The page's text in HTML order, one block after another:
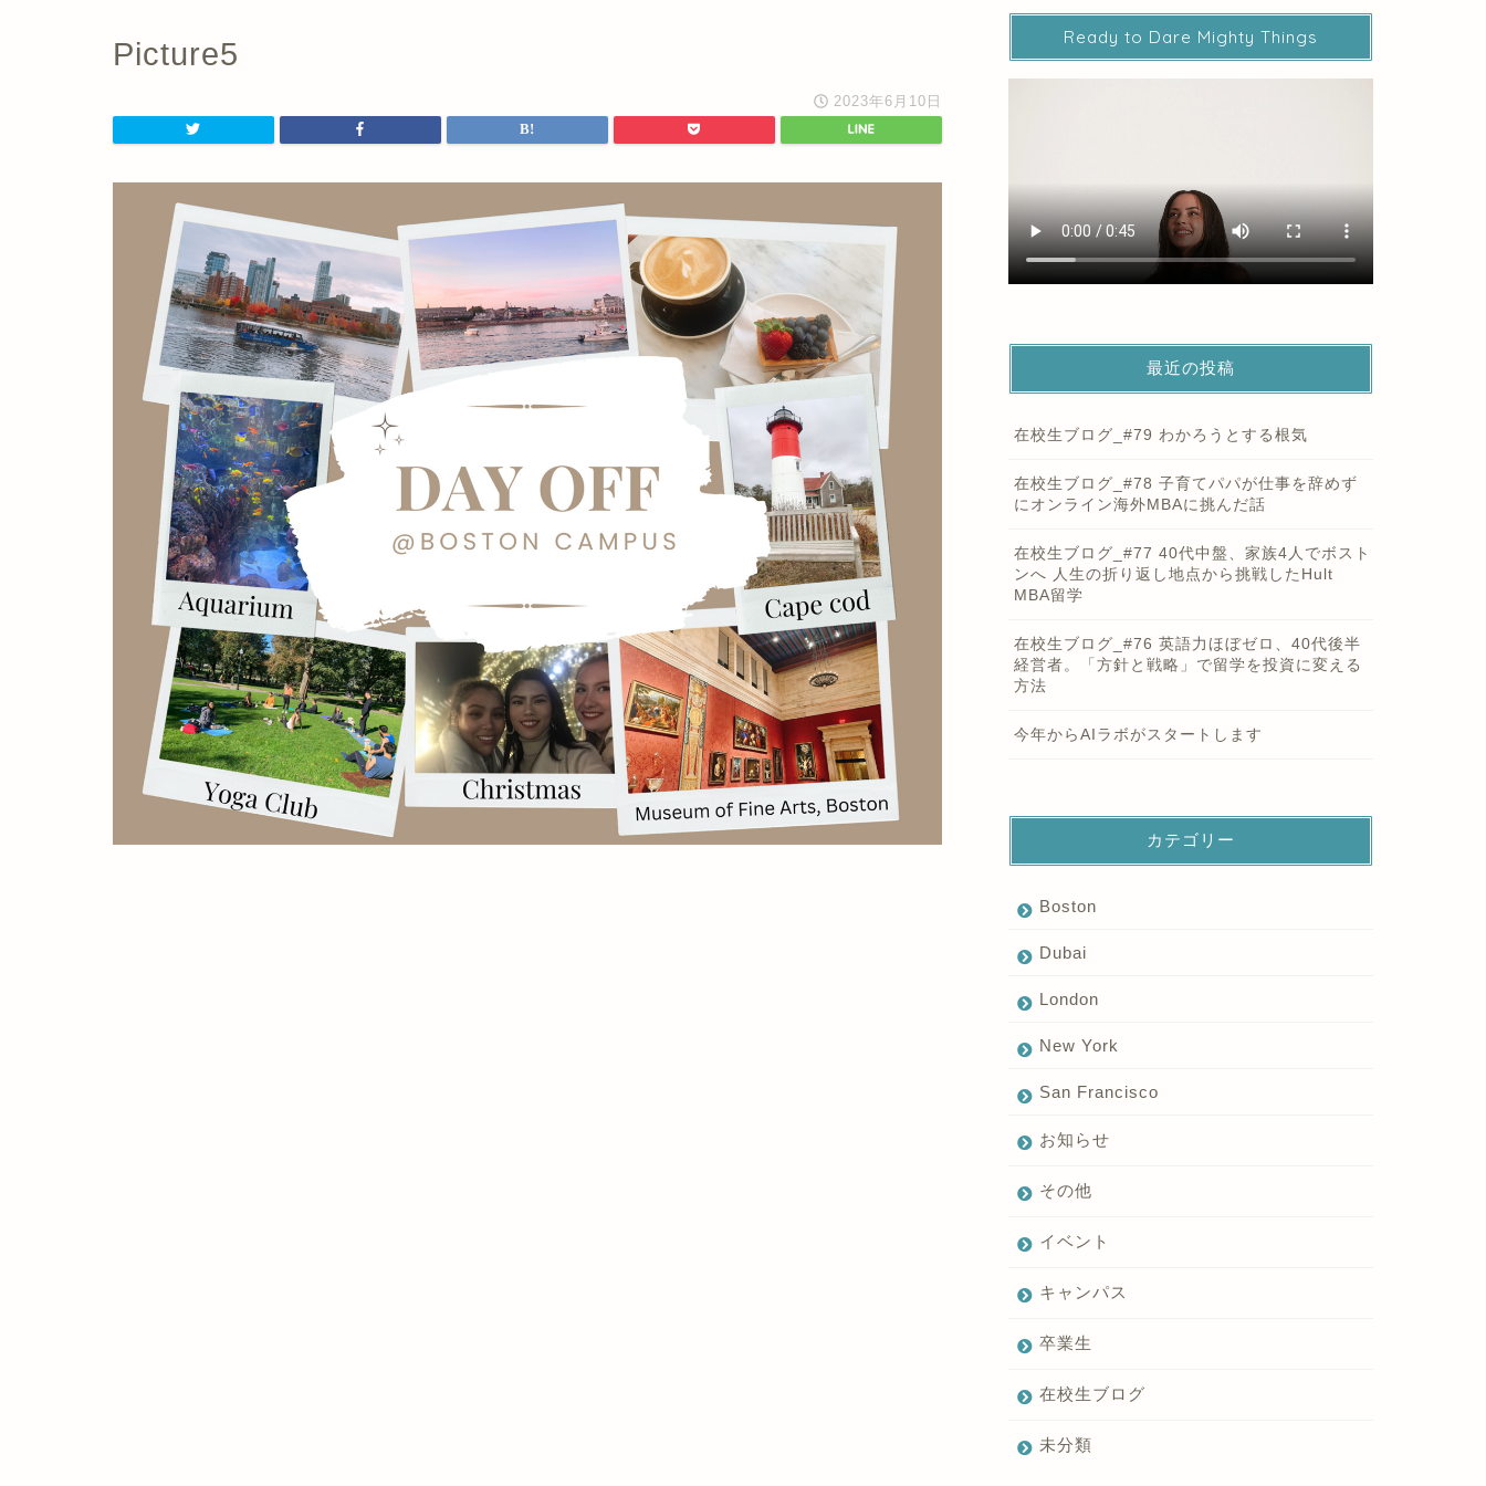
Picture5
2023年6月10日
Ready to Dare Mighty Things
最近の投稿
在校生ブログ_#79 わかろうとする根気
在校生ブログ_#78 子育てパパが仕事を辞めず
にオンライン海外MBAに挑んだ話
在校生ブログ_#77 40代中盤、家族4人でボスト
ンへ 人生の折り返し地点から挑戦したHult
MBA留学
在校生ブログ_#76 英語力ほぼゼロ、40代後半
経営者。「方針と戦略」で留学を投資に変える
方法
今年からAIラボがスタートします
カテゴリー
Boston
Dubai
London
New York
San Francisco
お知らせ
その他
イベント
キャンパス
卒業生
在校生ブログ
未分類